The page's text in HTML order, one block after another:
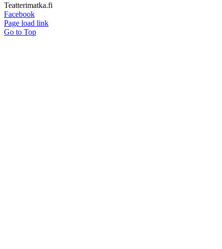
Teatterimatka.fi
Facebook
Page load link
Go to Top